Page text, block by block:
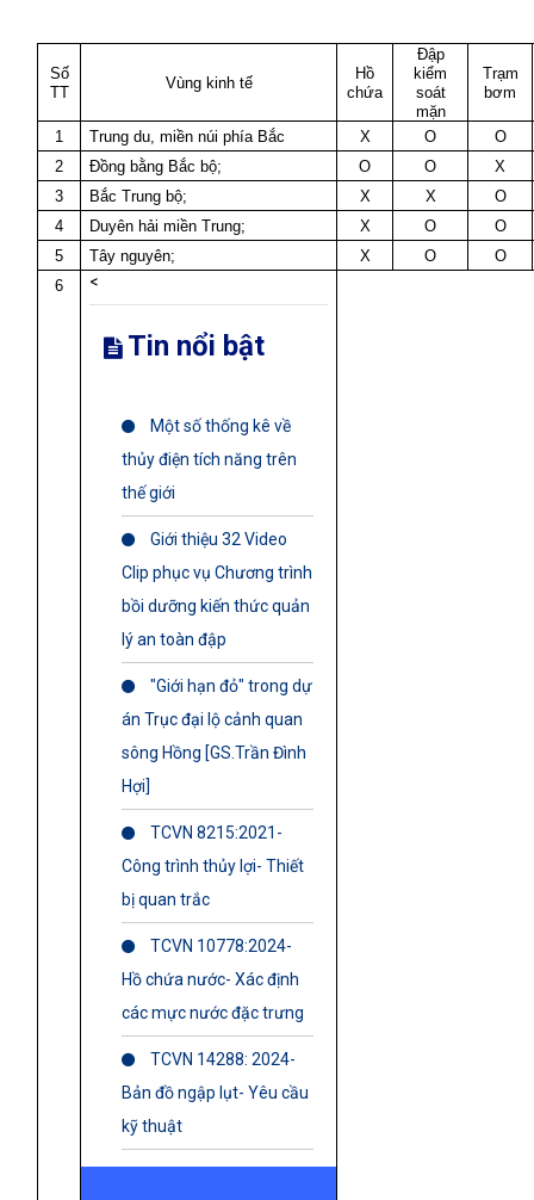
Số
TT
Vùng kinh tế
Hồ
chứa
Đập
kiểm
soát
mặn
Trạm
bơm
1 Trung du, miền núi phía Bắc X O
O
2
Đồng bằng Bắc bộ; O O
X
3
Bắc Trung bộ; X X
O
4
Duyên hải miền Trung; X O
O
5
Tây nguyên; X O
O
6
<
Tin nổi bật
Một số thống kê về
thủy điện tích năng trên
thế giới
Giới thiệu 32 Video
Clip phục vụ Chương trình
bồi dưỡng kiến thức quản
lý an toàn đập
"Giới hạn đỏ" trong dự
án Trục đại lộ cảnh quan
sông Hồng [GS.Trần Đình
Hợi]
TCVN 8215:2021-
Công trình thủy lợi- Thiết
bị quan trắc
TCVN 10778:2024-
Hồ chứa nước- Xác định
các mực nước đặc trưng
TCVN 14288: 2024-
Bản đồ ngập lụt- Yêu cầu
kỹ thuật